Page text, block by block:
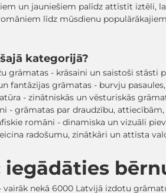
un jauniešiem palīdz attīstīt iztēli,
līdz mūsdienu
kategorijā?
grāmatas - krāsaini un saistoši stāsti
fantāzijas grāmatas - burvju
- zinātniskās un vēsturiskās
- grāmatas par draudzību,
romāni - dinamiska un vizuāli
radošumu, zinātkāri un attīsta
iegādāties
vairāk nekā 6000 Latvijā izdotu